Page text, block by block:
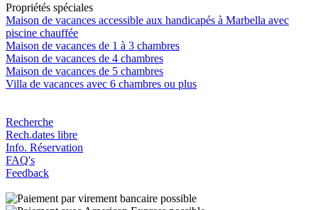
Propriétés spéciales
Maison de vacances accessible aux handicapés à Marbella avec
piscine chauffée
Maison de vacances de 1 à 3 chambres
Maison de vacances de 4 chambres
Maison de vacances de 5 chambres
Villa de vacances avec 6 chambres ou plus
Recherche
Rech.dates libre
Info. Réservation
FAQ's
Feedback